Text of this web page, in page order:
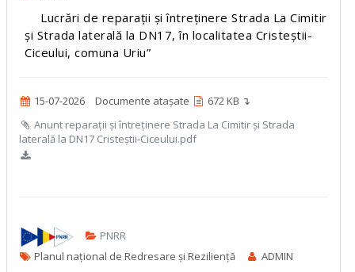
Lucrări de reparații și întreținere Strada La Cimitir
și Strada laterală la DN17, în localitatea Cristeștii-
Ciceului, comuna Uriu”
15-07-2026 Documente atașate
672 KB ↴
Anunt reparații și întreținere Strada La Cimitir și Strada
laterală la DN17 Cristeștii-Ciceului.pdf
PNRR
Planul național de Redresare și Reziliență
ADMIN